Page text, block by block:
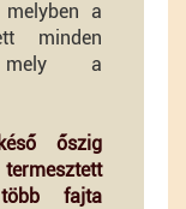
a
minden
mely a
őszig
több fajta